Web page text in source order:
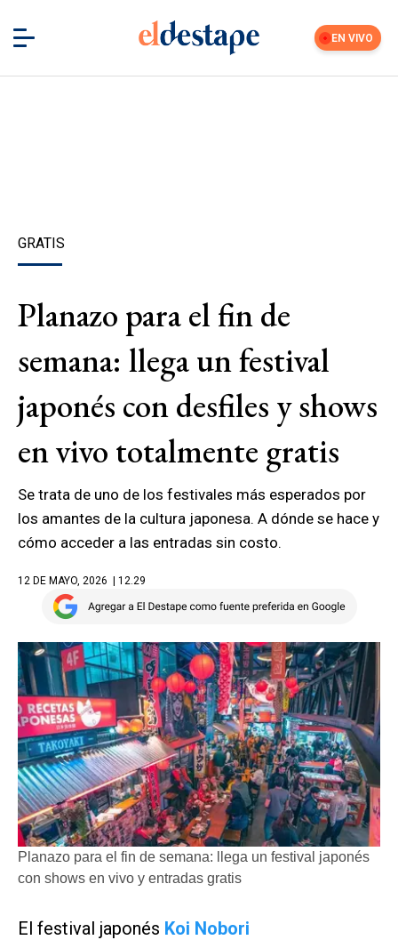
EN VIVO
GRATIS
Planazo para el fin de
semana: llega un festival
japonés con desfiles y shows
en vivo totalmente gratis
Se trata de uno de los festivales más esperados por
los amantes de la cultura japonesa. A dónde se hace y
cómo acceder a las entradas sin costo.
12 DE MAYO, 2026 | 12.29
Planazo para el fin de semana: llega un festival japonés
con shows en vivo y entradas gratis
El festival japonés Koi Nobori